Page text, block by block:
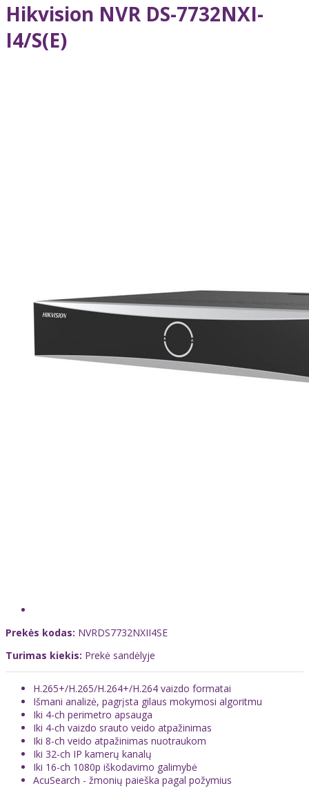
Hikvision NVR DS-7732NXI-
I4/S(E)
Prekės kodas: NVRDS7732NXII4SE
Turimas kiekis: Prekė sandėlyje
H.265+/H.265/H.264+/H.264 vaizdo formatai
Išmani analizė, pagrįsta gilaus mokymosi algoritmu
Iki 4-ch perimetro apsauga
Iki 4-ch vaizdo srauto veido atpažinimas
Iki 8-ch veido atpažinimas nuotraukom
Iki 32-ch IP kamerų kanalų
Iki 16-ch 1080p iškodavimo galimybė
AcuSearch - žmonių paieška pagal požymius